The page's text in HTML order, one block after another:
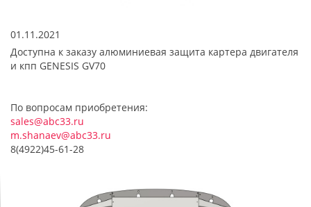
01.11.2021
Доступна к заказу алюминиевая защита картера двигателя
и кпп GENESIS GV70
По вопросам приобретения:
sales@abc33.ru
m.shanaev@abc33.ru
8(4922)45-61-28